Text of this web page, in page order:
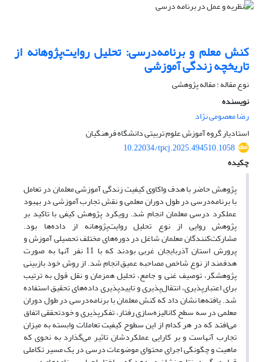
کنش معلم و برنامه‌درسی: تحلیل روایت‌پژوهانه از
تاریخچه زندگی آموزشی
نوع مقاله : مقاله پژوهشی
نویسنده
رضا معصومی نژاد
استادیار گروه آموزش علوم تربیتی دانشگاه فرهنگیان
10.22034/tpcj.2025.494510.1058
چکیده
پژوهش حاضر با هدف واکاوی کیفیت زندگی آموزشی معلمان در تعامل
با برنامه‌درسی در طول دوران معلمی و نقش تجارب آموزشی در بهبود
عملکرد درسی معلمان انجام شد. رویکرد پژوهش کیفی با تاکید بر
پژوهش روایی از نوع تحلیل روایت‌پژوهانه از داده‌ها بود.
مشارکت‌کنندگان معلمان شاغل در دوره‌های مختلف تحصیلی آموزش و
پرورش استان آذربایجان غربی بودند که با 11 نفر آنها به صورت
هدفمند از نوع شاخص مصاحبه عمیق انجام شد. از روش خود بازبینی
پژوهشگر، توصیف غنی و جامع، تحلیل همزمان و نقل قول به ترتیب
برای اعتبارپذیری، انتقال‌پذیری و تاییدپذیری داده‌های تحقیق استفاده
شد. یافته‌ها نشان داد که کنش معلمان با برنامه‌درسی در طول دوران
معلمی در سه سطح کانالیزه‌سازی رفتار، تفکرپذیری و خودتحققی اتفاق
می‌افتد که در هر کدام از این سطوح کیفیت تعاملات وابسته به میزان
تجارب آنهاست و بر کارایی عملکردشان تاثیر می‌گذارد به نحوی که
ماهیت و چگونگی اجرای محتوای موضوعات درسی در یک مسیر تکاملی